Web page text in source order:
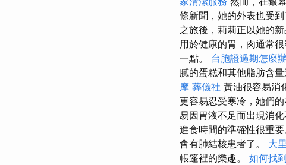
條新聞，她的外表也受到
之旅後，莉莉正以她的
用於健康的胃，肉通常
一點。 台胞證過期怎麼
膩的蛋糕和其他脂肪含
摩 葬儀社 黃油很容易消
更容易忍受寒冷，她們
易因胃液不足而出現消
進食時間的準確性很重
會有肺結核患者了。 大
帳篷裡的樂趣。 如何找